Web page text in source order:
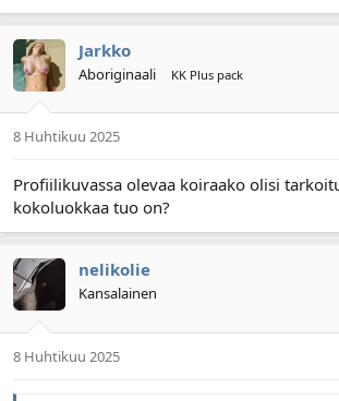
Jarkko
Aboriginaali KK Plus pack
8 Huhtikuu 2025
Profiilikuvassa olevaa koiraako olisi
kokoluokkaa tuo on?
nelikolie
Kansalainen
8 Huhtikuu 2025